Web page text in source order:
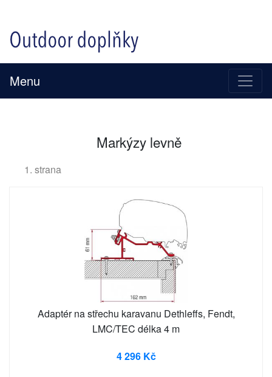
Menu
Markýzy levně
1. strana
Adaptér na střechu karavanu Dethleffs, Fendt,
LMC/TEC délka 4 m
4 296 Kč